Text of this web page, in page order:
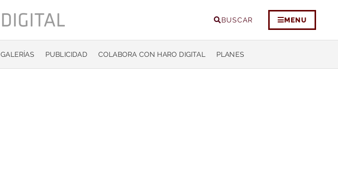
BUSCAR MENU
GALERÍAS PUBLICIDAD COLABORA CON HARO DIGITAL PLANES